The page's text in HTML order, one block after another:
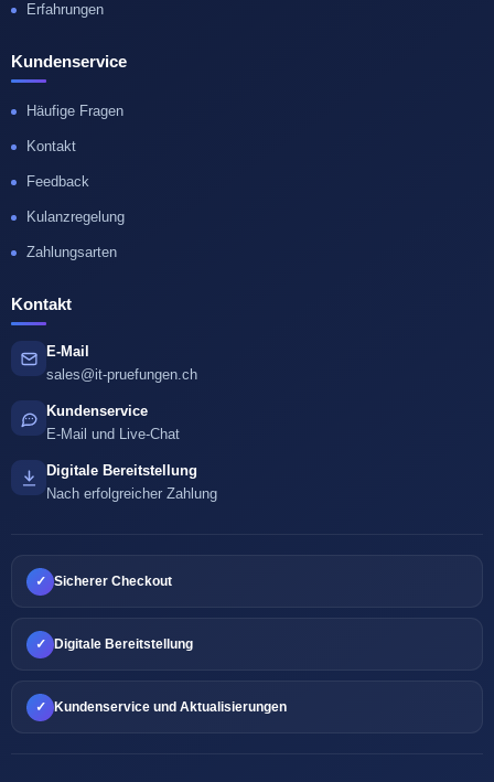
Erfahrungen
Kundenservice
Häufige Fragen
Kontakt
Feedback
Kulanzregelung
Zahlungsarten
Kontakt
E-Mail
sales@it-pruefungen.ch
Kundenservice
E-Mail und Live-Chat
Digitale Bereitstellung
Nach erfolgreicher Zahlung
✓ Sicherer Checkout
✓ Digitale Bereitstellung
✓ Kundenservice und Aktualisierungen